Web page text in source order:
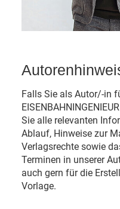
Falls Sie als Autor/-in
Sie alle relevanten
Ablauf, Hinweise zur
Verlagsrechte sowie
Terminen in unserer
auch gern für die
Vorlage.